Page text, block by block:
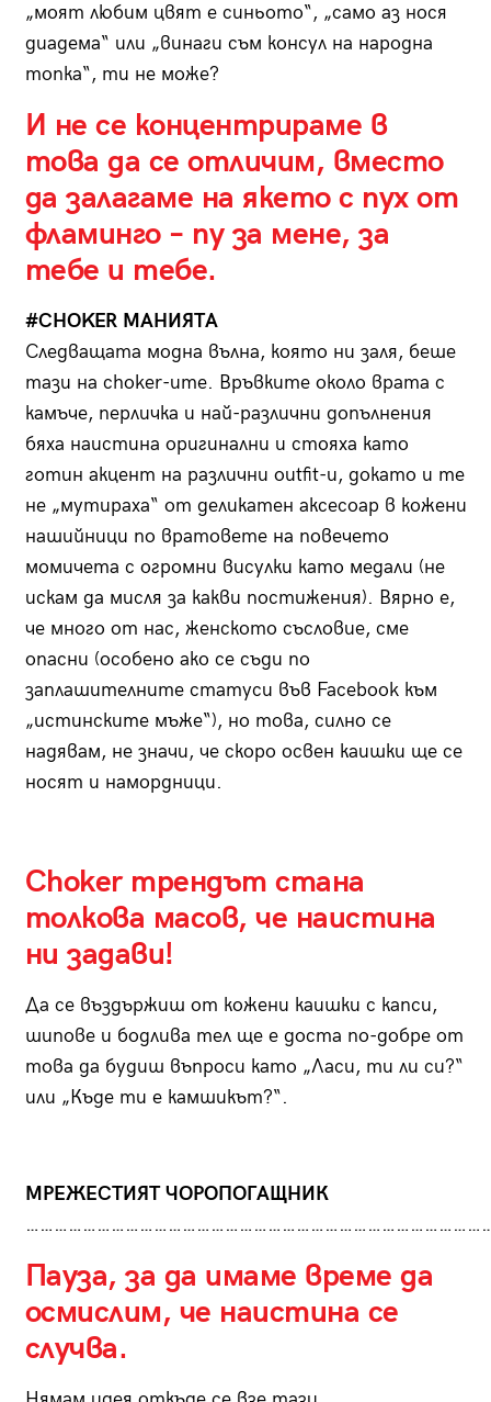
„моят любим цвят е синьото“, „само аз нося
диадема“ или „винаги съм консул на народна
топка“, ти не може?
И не се концентрираме в
това да се отличим, вместо
да залагаме на якето с пух от
фламинго – пу за мене, за
тебе и тебе.
#CHOKER МАНИЯТА
Следващата модна вълна, която ни заля, беше
тази на choker-ите. Връвките около врата с
камъче, перличка и най-различни допълнения
бяха наистина оригинални и стояха като
готин акцент на различни outfit-и, докато и те
не „мутираха“ от деликатен аксесоар в кожени
нашийници по вратовете на повечето
момичета с огромни висулки като медали (не
искам да мисля за какви постижения). Вярно е,
че много от нас, женското съсловие, сме
опасни (особено ако се съди по
заплашителните статуси във Facebook към
„истинските мъже“), но това, силно се
надявам, не значи, че скоро освен каишки ще се
носят и намордници.
Choker трендът стана
толкова масов, че наистина
ни задави!
Да се въздържиш от кожени каишки с капси,
шипове и бодлива тел ще е доста по-добре от
това да будиш въпроси като „Ласи, ти ли си?“
или „Къде ти е камшикът?“.
МРЕЖЕСТИЯТ ЧОРОПОГАЩНИК
Пауза, за да имаме време да
осмислим, че наистина се
случва.